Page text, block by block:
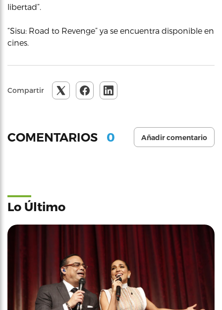
libertad”.
“Sisu: Road to Revenge” ya se encuentra disponible en
cines.
Compartir
COMENTARIOS 0 Añadir comentario
Lo Último